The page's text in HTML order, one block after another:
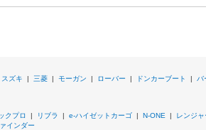
スズキ | 三菱 | モーガン | ローバー | ドンカーブート | バ
クプロ | リブラ | e-ハイゼットカーゴ | N-ONE | レンジャ
インダー